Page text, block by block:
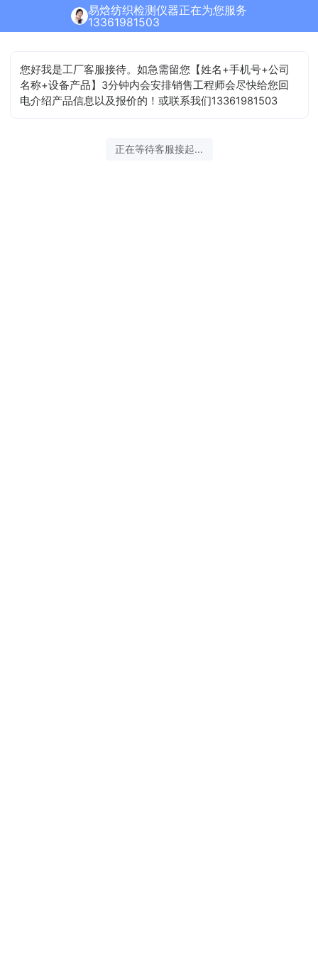
易焓纺织检测仪器正在为您服务
13361981503
您好我是工厂客服接待。如急需留您【姓名+手机号+公司
名称+设备产品】3分钟内会安排销售工程师会尽快给您回
电介绍产品信息以及报价的！或联系我们13361981503
正在等待客服接起...